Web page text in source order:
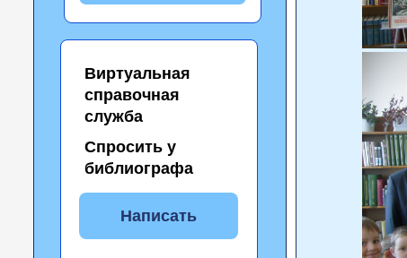
Виртуальная
справочная
служба
Спросить у
библиографа
Написать